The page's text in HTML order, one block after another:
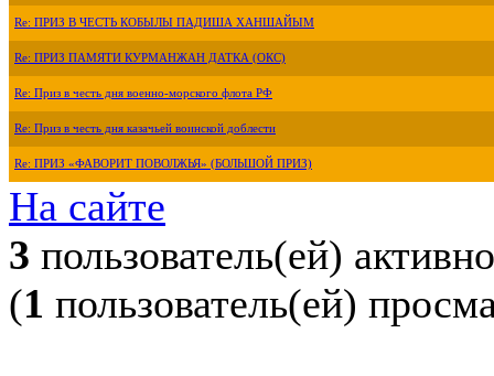
Re: ПРИЗ В ЧЕСТЬ КОБЫЛЫ ПАДИША ХАНШАЙЫМ
Re: ПРИЗ ПАМЯТИ КУРМАНЖАН ДАТКА (ОКС)
Re: Приз в честь дня военно-морского флота РФ
Re: Приз в честь дня казачьей воинской доблести
Re: ПРИЗ «ФАВОРИТ ПОВОЛЖЬЯ» (БОЛЬШОЙ ПРИЗ)
На сайте
3 пользователь(ей) активно
(1 пользователь(ей)